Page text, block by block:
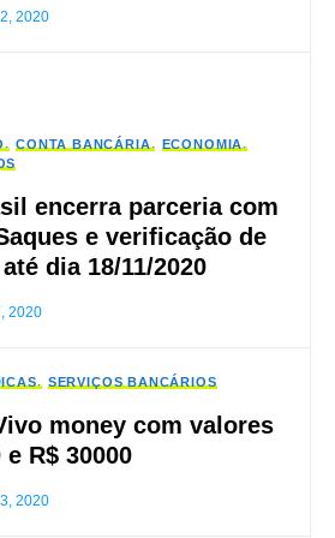
2020
CONTA BANCÁRIA
ECONOMIA
encerra parceria com
e verificação de
dia 18/11/2020
2020
SERVIÇOS BANCÁRIOS
money com valores
R$ 30000
2020